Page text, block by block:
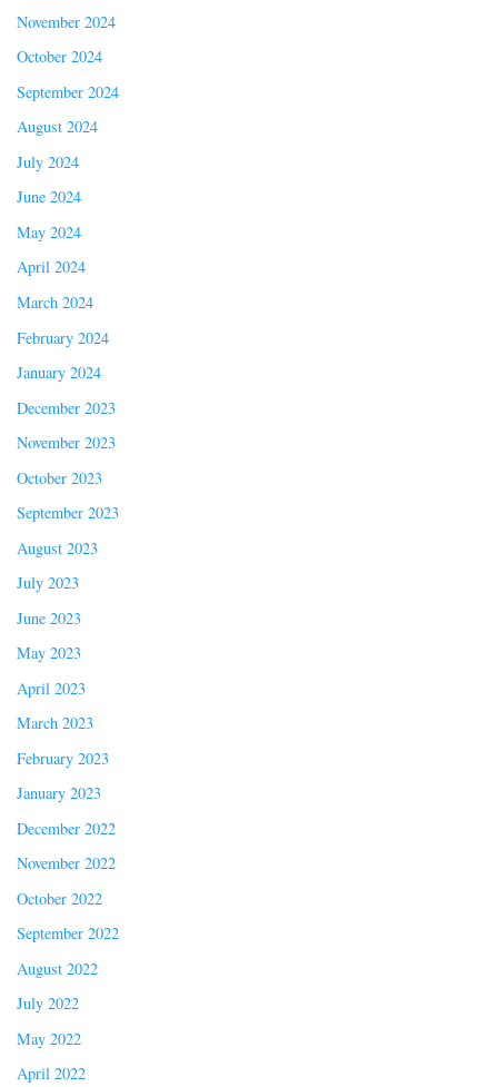
November 2024
October 2024
September 2024
August 2024
July 2024
June 2024
May 2024
April 2024
March 2024
February 2024
January 2024
December 2023
November 2023
October 2023
September 2023
August 2023
July 2023
June 2023
May 2023
April 2023
March 2023
February 2023
January 2023
December 2022
November 2022
October 2022
September 2022
August 2022
July 2022
May 2022
April 2022